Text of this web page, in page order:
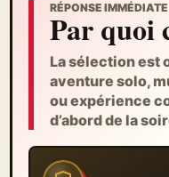
RÉPONSE IMMÉDIATE
Par quoi
La sélection est
aventure solo,
ou expérience
d’abord de la